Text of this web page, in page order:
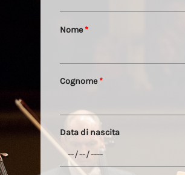
Nome*
Cognome*
Data di nascita